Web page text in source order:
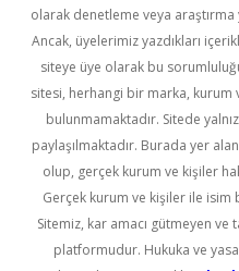
olarak denetleme veya
Ancak, üyelerimiz yazdıkları
siteye üye olarak bu
sitesi, herhangi bir marka, kurum
bulunmamaktadır. Sitede
paylaşılmaktadır. Burada yer
olup, gerçek kurum ve kişiler
Gerçek kurum ve kişiler ile
Sitemiz, kar amacı gütmeyen
platformudur. Hukuka ve